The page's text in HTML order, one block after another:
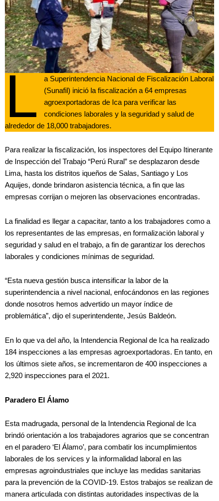
L
a Superintendencia Nacional de Fiscalización Laboral
(Sunafil) inició la fiscalización a 64 empresas
agroexportadoras de Ica para verificar las
condiciones laborales y la seguridad y salud de
alrededor de 18,000 trabajadores.
Para realizar la fiscalización, los inspectores del Equipo Itinerante
de Inspección del Trabajo “Perú Rural” se desplazaron desde
Lima, hasta los distritos iqueños de Salas, Santiago y Los
Aquijes, donde brindaron asistencia técnica, a fin que las
empresas corrijan o mejoren las observaciones encontradas.
La finalidad es llegar a capacitar, tanto a los trabajadores como a
los representantes de las empresas, en formalización laboral y
seguridad y salud en el trabajo, a fin de garantizar los derechos
laborales y condiciones mínimas de seguridad.
“Esta nueva gestión busca intensificar la labor de la
superintendencia a nivel nacional, enfocándonos en las regiones
donde nosotros hemos advertido un mayor índice de
problemática”, dijo el superintendente, Jesús Baldeón.
En lo que va del año, la Intendencia Regional de Ica ha realizado
184 inspecciones a las empresas agroexportadoras. En tanto, en
los últimos siete años, se incrementaron de 400 inspecciones a
2,920 inspecciones para el 2021.
Paradero El Álamo
Esta madrugada, personal de la Intendencia Regional de Ica
brindó orientación a los trabajadores agrarios que se concentran
en el paradero ‘El Álamo’, para combatir los incumplimientos
laborales de los services y la informalidad laboral en las
empresas agroindustriales que incluye las medidas sanitarias
para la prevención de la COVID-19. Estos trabajos se realizan de
manera articulada con distintas autoridades inspectivas de la